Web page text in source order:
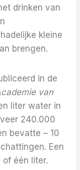
drinken van
kleine
brengen.
in de
van
liter water in
240.000
bevatte – 10
Een
of één liter.